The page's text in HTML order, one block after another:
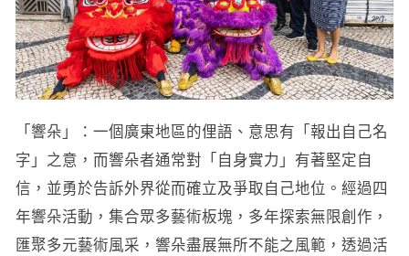
「響朵」：一個廣東地區的俚語、意思有「報出自己名
字」之意，而響朵者通常對「自身實力」有著堅定自
信，並勇於告訴外界從而確立及爭取自己地位。經過四
年響朵活動，集合眾多藝術板塊，多年探索無限創作，
匯聚多元藝術風采，響朵盡展無所不能之風範，透過活